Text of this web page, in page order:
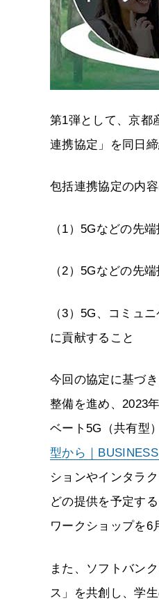
第1弾として、京都
連携協定」を同日締
包括連携協定の内
（1）5Gなどの先
（2）5Gなどの先
（3）5G、コミュ
に貢献すること
今回の協定に基づ
整備を進め、2023
ベート5G（共有型
型から｜
ションやインタラ
どの提供を予定す
ワークショップを6
また、ソフトバン
ス」を共創し、学